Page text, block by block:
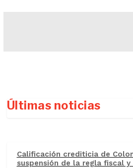
Últimas noticias
Calificación crediticia de
suspensión de la regla fiscal